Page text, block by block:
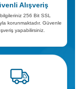
Alışveriş
256 Bit SSL
korunmaktadır. Güvenle
yapabilirsiniz.